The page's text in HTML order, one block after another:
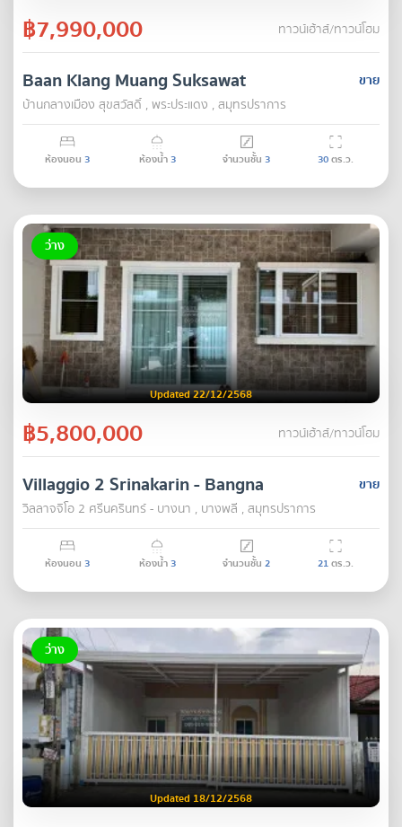
฿7,990,000 ทาวน์เฮ้าส์/ทาวน์โฮม
ขาย
Baan Klang Muang Suksawat
บ้านกลางเมือง สุขสวัสดิ์ , พระประแดง , สมุทรปราการ
ห้องนอน 3 ห้องน้ำ3 จำนวนชั้น 3 30ตร.ว.
ว่าง
Updated 22/12/2568
฿5,800,000 ทาวน์เฮ้าส์/ทาวน์โฮม
ขาย
Villaggio 2 Srinakarin - Bangna
วิลลาจจิโอ 2 ศรีนครินทร์ - บางนา , บางพลี , สมุทรปราการ
ห้องนอน 3 ห้องน้ำ3 จำนวนชั้น 2 21ตร.ว.
ว่าง
Updated 18/12/2568